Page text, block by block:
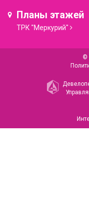
Планы этажей
ТРК "Меркурий"
©